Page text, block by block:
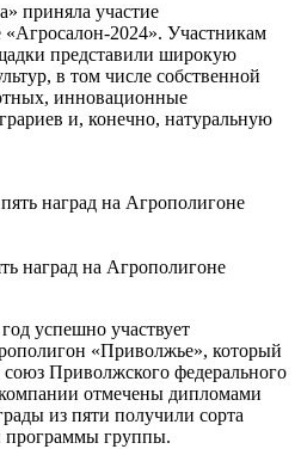
приняла участие
2024». Участникам
представили широкую
в том числе собственной
инновационные
и, конечно, натуральную
наград на Агрополигоне
успешно участвует
«Приволжье», который
Приволжского федерального
отмечены дипломами
из пяти получили сорта
программы группы.